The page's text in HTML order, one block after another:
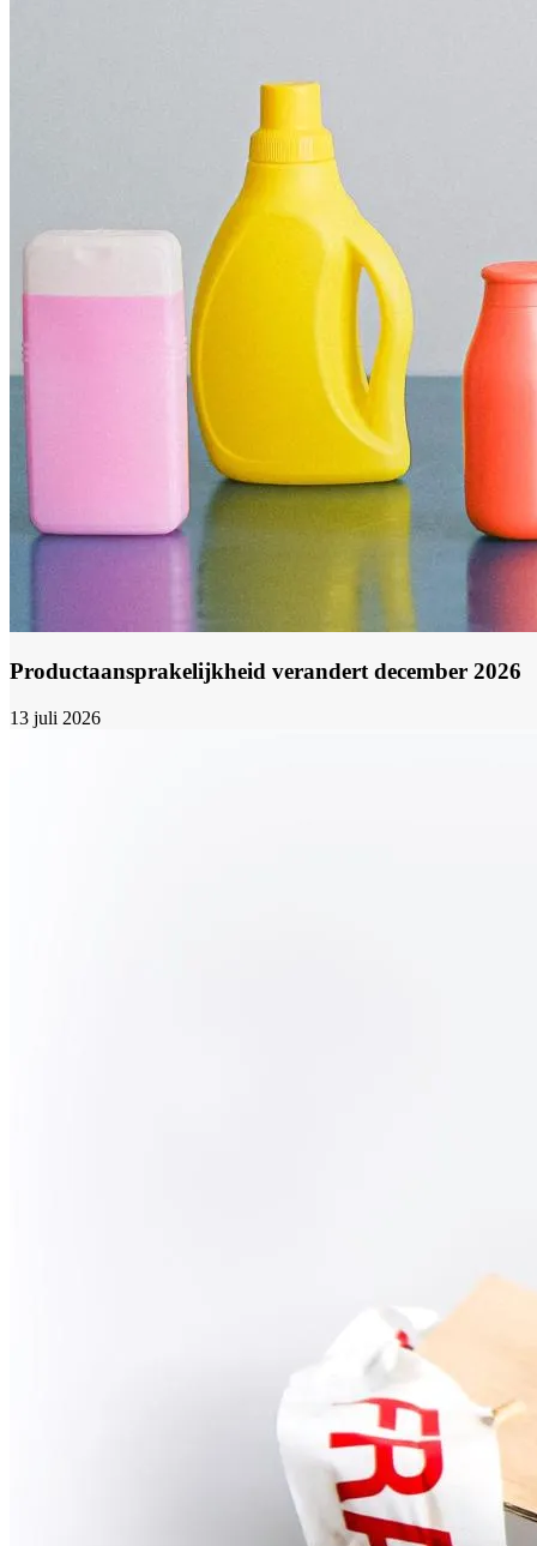
Productaansprakelijkheid verandert december 2026
13 juli 2026